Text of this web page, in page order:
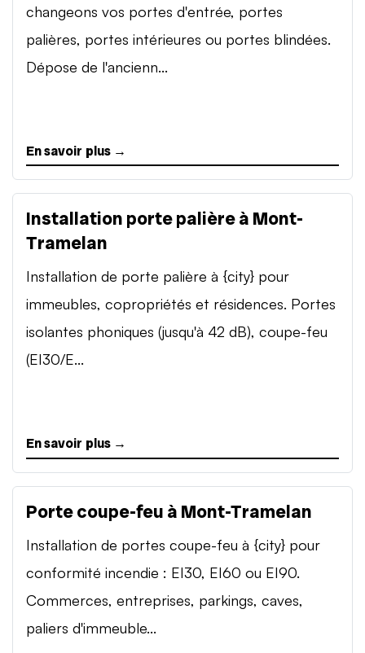
changeons vos portes d'entrée, portes
palières, portes intérieures ou portes blindées.
Dépose de l'ancienn...
En savoir plus →
Installation porte palière à Mont-
Tramelan
Installation de porte palière à {city} pour
immeubles, copropriétés et résidences. Portes
isolantes phoniques (jusqu'à 42 dB), coupe-feu
(EI30/E...
En savoir plus →
Porte coupe-feu à Mont-Tramelan
Installation de portes coupe-feu à {city} pour
conformité incendie : EI30, EI60 ou EI90.
Commerces, entreprises, parkings, caves,
paliers d'immeuble...